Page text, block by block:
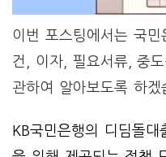
이번 포스팅에서는 국
건, 이자, 필요서류, 중
관하여 알아보도록 하겠
KB국민은행의 디딤돌